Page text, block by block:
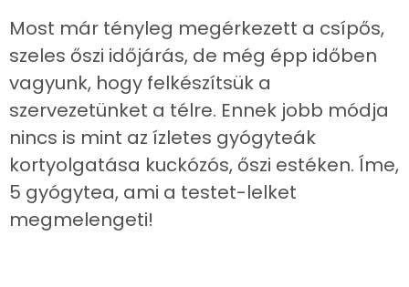
Most már tényleg megérkezett a csípős,
szeles őszi időjárás, de még épp időben
vagyunk, hogy felkészítsük a
szervezetünket a télre. Ennek jobb módja
nincs is mint az ízletes gyógyteák
kortyolgatása kuckózós, őszi estéken. Íme,
5 gyógytea, ami a testet-lelket
megmelengeti!